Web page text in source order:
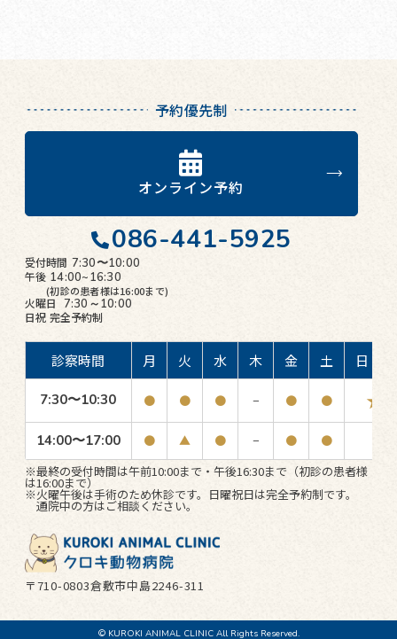
予約優先制
オンライン予約
086-441-5925
受付時間 7:30〜10:00
午後 14:00~16:30
(初診の患者様は16:00まで)
火曜日 7:30～10:00
日祝 完全予約制
診察時間 月 火 水 木 金 土 日・祝
7:30〜10:30 ● ● ● − ● ● ★
14:00〜17:00 ● ▲ ● − ● ●
※最終の受付時間は午前10:00まで・午後16:30まで（初診の患者様
は16:00まで）
※火曜午後は手術のため休診です。日曜祝日は完全予約制です。
通院中の方はご相談ください。
〒710-0803倉敷市中島2246-311
© KUROKI ANIMAL CLINIC All Rights Reserved.